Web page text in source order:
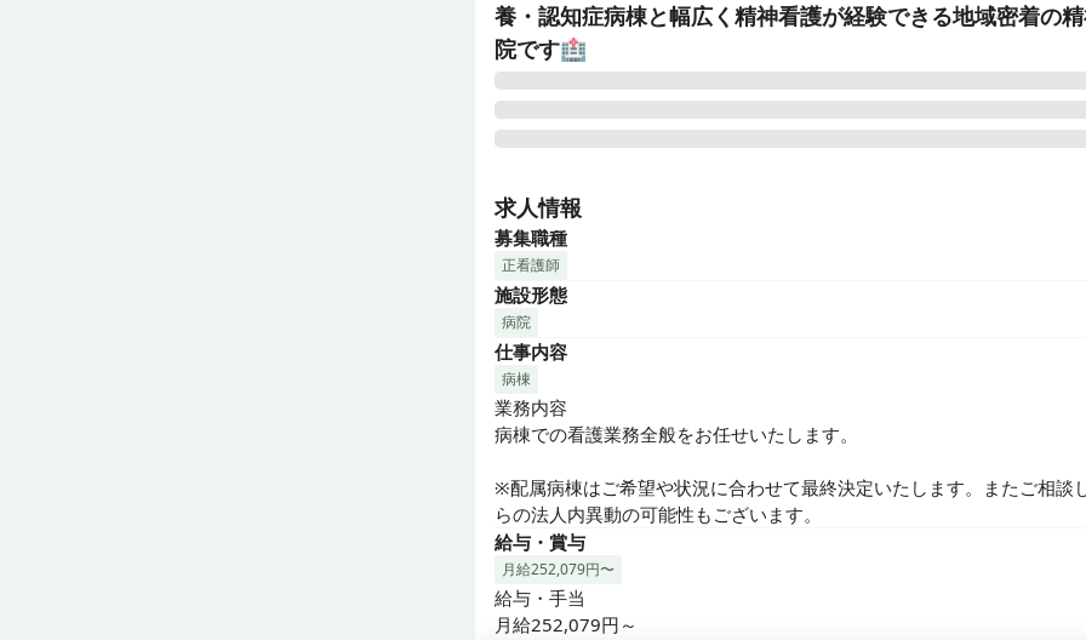
養・認知症病棟と幅広く精神看護が経験できる地域密着の
院です🏥
インに行っています。精神科一般～療養、認知症病棟があるので、幅広
を学ぶことが可能です◎
看護職員の負担の軽減及び処遇の改善の取り組みなどを行っており、働
い環境整備にも力をいれています💪
◼︎◼︎おすすめポイント◼︎◼︎
◎年間休日121日、残業も少ないのでプライベートと両立して働けます。
◎賞与4.0ヶ月/扶養手当・保育手当など各種手当も充実してます。
◎様々なライフステージの方への理解があります。ご家庭をお持ちの方
求人情報
募集職種
正看護師
施設形態
病院
仕事内容
病棟
業務内容
病棟での看護業務全般をお任せいたします。
※配属病棟はご希望や状況に合わせて最終決定いたします。またご相談
らの法人内異動の可能性もございます。
給与・賞与
月給252,079円〜
給与・手当
月給252,079円～